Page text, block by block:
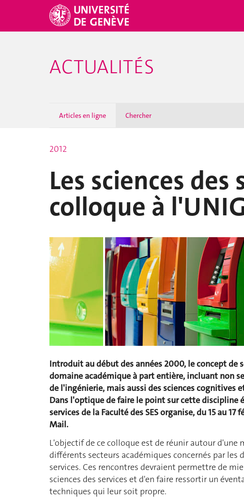
ACTUALITÉS
Articles en ligne Chercher
2012
Les sciences des
colloque à
Introduit au début des années 2000, le concept de
domaine académique à part entière, incluant non
de l'ingénierie, mais aussi des sciences cognitives
Dans l'optique de faire le point sur cette discipline
services de la Faculté des SES organise, du 15 au
Mail.
L'objectif de ce colloque est de réunir autour d'une
différents secteurs académiques concernés par
services. Ces rencontres devraient permettre de
sciences des services et d'en faire ressortir un
techniques qui leur soit propre.